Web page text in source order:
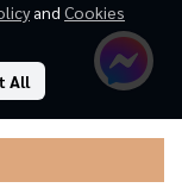
and Cookies
All
Reserved.